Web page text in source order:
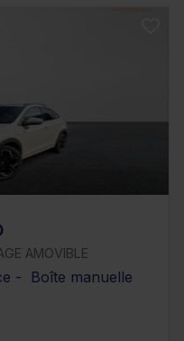
AMOVIBLE
- Boîte manuelle